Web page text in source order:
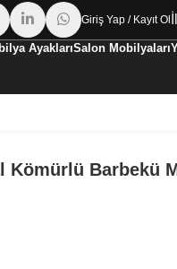
Giriş Yap / Kayıt Ol
AyaklarıSalon Mobilyaları
Kömürlü Barbekü